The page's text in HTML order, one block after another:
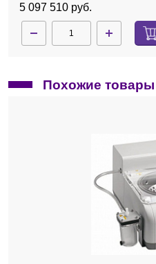
5 097 510 руб.
Похожие товары